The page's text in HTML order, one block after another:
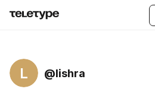
L @lishra